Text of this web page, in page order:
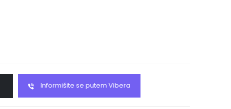
Informišite se putem Vibera